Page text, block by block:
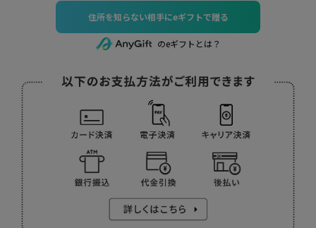
住所を知らない相手にeギフトで贈る
のeギフトとは？